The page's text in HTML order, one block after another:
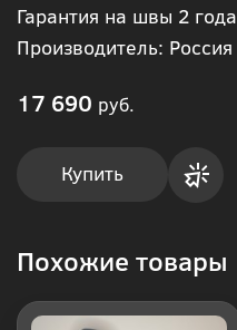
Гарантия на швы 2 года
Производитель: Россия
17 690 руб.
Купить
Похожие товары